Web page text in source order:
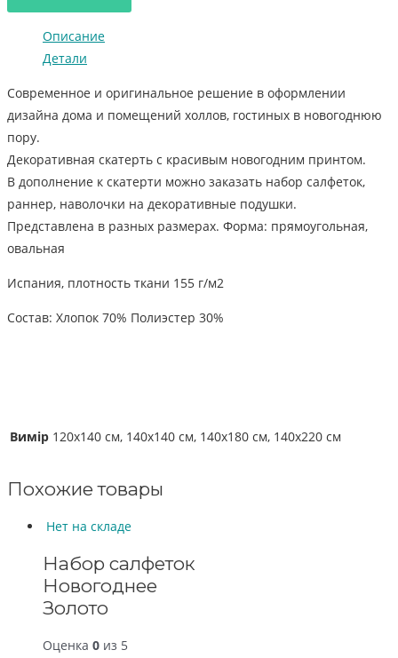
Описание
Детали
Современное и оригинальное решение в оформлении
дизайна дома и помещений холлов, гостиных в новогоднюю
пору.
Декоративная скатерть с красивым новогодним принтом.
В дополнение к скатерти можно заказать набор салфеток,
раннер, наволочки на декоративные подушки.
Представлена в разных размерах. Форма: прямоугольная,
овальная
Испания, плотность ткани 155 г/м2
Состав: Хлопок 70% Полиэстер 30%
Вимір 120х140 см, 140х140 см, 140х180 см, 140х220 см
Похожие товары
Нет на складе
Набор салфеток
Новогоднее
Золото
Оценка 0 из 5